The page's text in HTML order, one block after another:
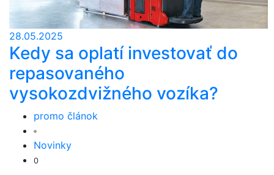
28.05.2025
Kedy sa oplatí investovať do
repasovaného
vysokozdvižného vozíka?
promo článok
Novinky
0